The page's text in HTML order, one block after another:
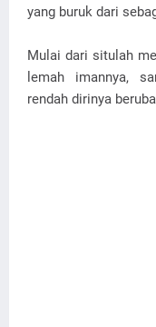
yang buruk dari
Mulai dari situlah
lemah imannya,
rendah dirinya